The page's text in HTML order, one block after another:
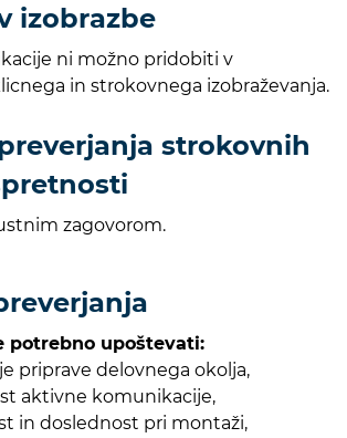
izobrazbe
ni možno pridobiti v
in strokovnega izobraževanja.
strokovnih
zagovorom.
potrebno upoštevati:
priprave delovnega okolja,
aktivne komunikacije,
in doslednost pri montaži,